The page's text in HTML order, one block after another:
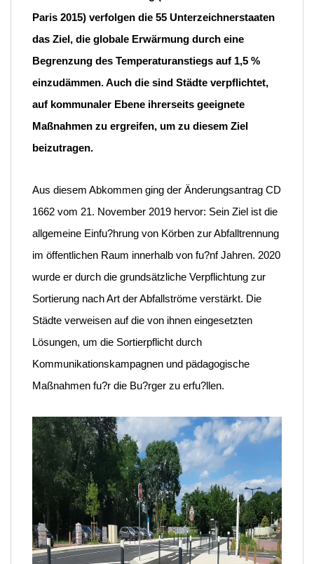
Paris 2015) verfolgen die 55 Unterzeichnerstaaten
das Ziel, die globale Erwärmung durch eine
Begrenzung des Temperaturanstiegs auf 1,5 %
einzudämmen. Auch die sind Städte verpflichtet,
auf kommunaler Ebene ihrerseits geeignete
Maßnahmen zu ergreifen, um zu diesem Ziel
beizutragen.
Aus diesem Abkommen ging der Änderungsantrag CD
1662 vom 21. November 2019 hervor: Sein Ziel ist die
allgemeine Einfu?hrung von Körben zur Abfalltrennung
im öffentlichen Raum innerhalb von fu?nf Jahren. 2020
wurde er durch die grundsätzliche Verpflichtung zur
Sortierung nach Art der Abfallströme verstärkt. Die
Städte verweisen auf die von ihnen eingesetzten
Lösungen, um die Sortierpflicht durch
Kommunikationskampagnen und pädagogische
Maßnahmen fu?r die Bu?rger zu erfu?llen.